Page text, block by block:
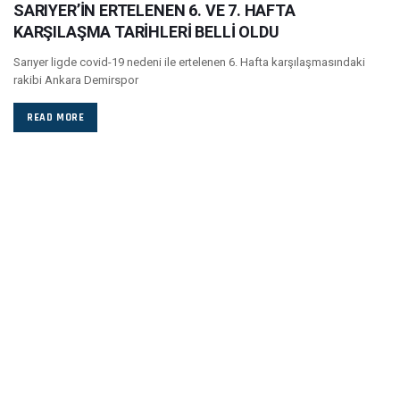
SARIYER’İN ERTELENEN 6. VE 7. HAFTA
KARŞILAŞMA TARİHLERİ BELLİ OLDU
Sarıyer ligde covid-19 nedeni ile ertelenen 6. Hafta karşılaşmasındaki
rakibi Ankara Demirspor
READ MORE